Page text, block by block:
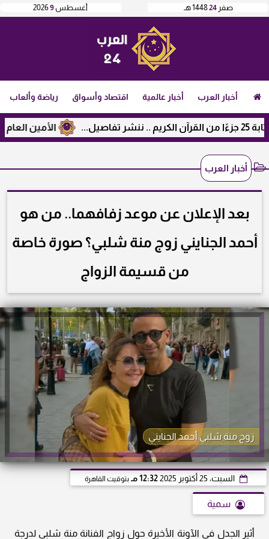
أغسطس9
2026 صفر 241448 هـ
أخبار العرب أخبار عالمية اقتصاد وأسواق رياضة وألعاب
الأمين العام
أخبار العرب
بعد الإعلان عن موعد زفافهما.. من هو
أحمد الجنايني زوج منة شلبي؟ صورة خاصة
من قسيمة الزواج
زوج منة شلبي أحمد الجنايني
السبت، 25 أكتوبر 2025 12:32 مـ بتوقيت القاهرة
سمية
أثير الجدل في الآونة الأخيرة حول زواج الفنانة منة شلبي لدرجة